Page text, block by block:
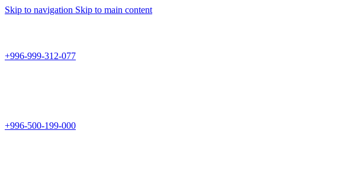
Skip to navigation Skip to main content
+996-999-312-077
+996-500-199-000